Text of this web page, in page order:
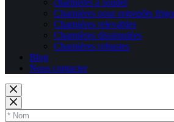
charnières à souder
Charnières pour entrepôts
Charnières relevables
Charnières dissimulées
Charnières robustes
Blog
Nous contacter